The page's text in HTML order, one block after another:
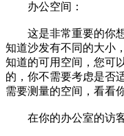
办公空间：
这是非常重要的你想
知道沙发有不同的大小
知道的可用空间，您可
的，你不需要考虑是否
需要测量的空间，看看
在你的办公室的访客